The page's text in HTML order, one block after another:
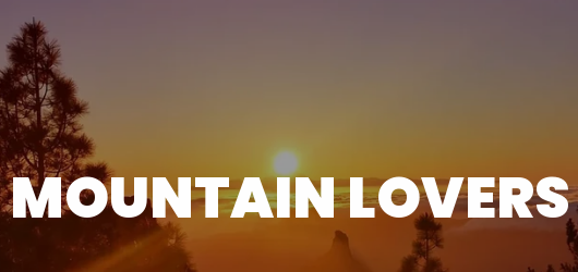
MOUNTAIN LOVERS